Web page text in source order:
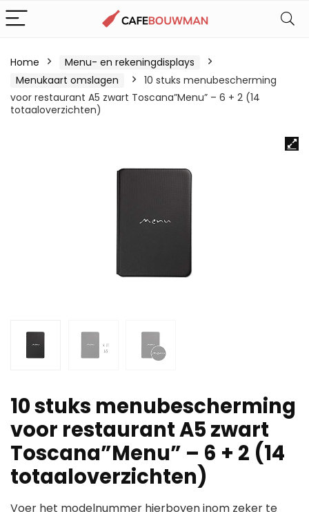
Home
Menu- en rekeningdisplays
Menukaart omslagen
10 stuks menubescherming
voor restaurant A5 zwart Toscana”Menu” – 6 + 2 (14
totaaloverzichten)
10 stuks menubescherming
voor restaurant A5 zwart
Toscana”Menu” – 6 + 2 (14
totaaloverzichten)
Voer het modelnummer hierboven inom zeker te